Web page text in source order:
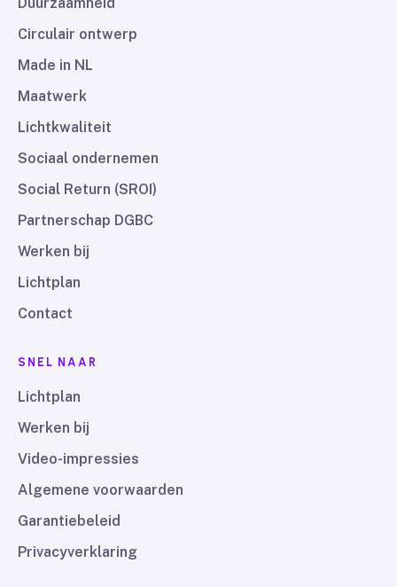
Circulair ontwerp
Made in NL
Maatwerk
Lichtkwaliteit
Sociaal ondernemen
Social Return (SROI)
Partnerschap DGBC
Werken bij
Lichtplan
Contact
SNEL NAAR
Lichtplan
Werken bij
Video-impressies
Algemene voorwaarden
Garantiebeleid
Privacyverklaring